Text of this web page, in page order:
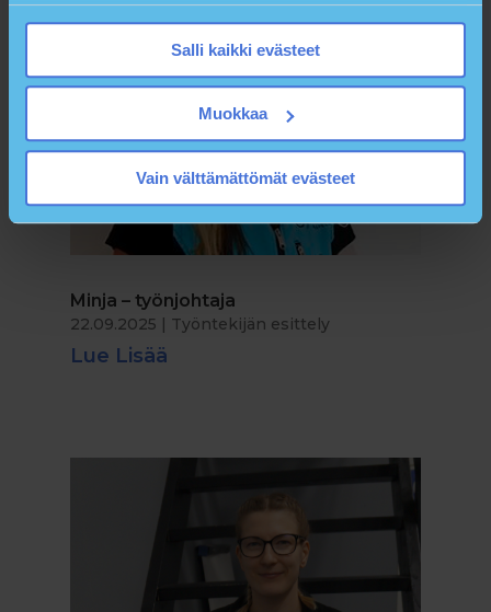
Salli kaikki evästeet
Muokkaa
Vain välttämättömät evästeet
Minja – työnjohtaja
22.09.2025 Työntekijän esittely
Lue Lisää